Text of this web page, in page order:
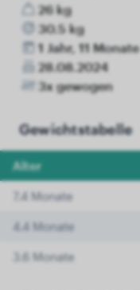
26 kg
30.5 kg
1 Jahr, 11 Monate
28.08.2024
3x gewogen
Gewichtstabelle
Alter
7.4 Monate
4.4 Monate
3.6 Monate